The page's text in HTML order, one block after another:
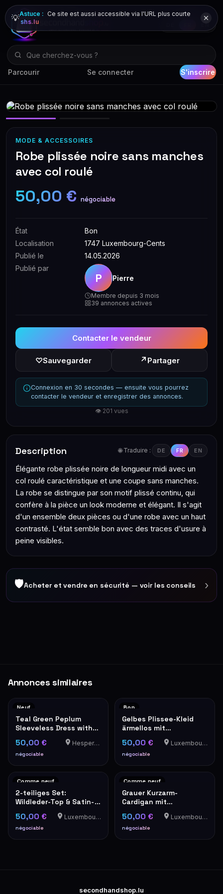
Parcourir Se connecter S'inscrire
💡Astuce : Ce site est aussi accessible via l'URL plus courte
shs.lu
MODE & ACCESSOIRES
Robe plissée noire sans manches
avec col roulé
50,00 € négociable
État
Bon
Localisation
1747 Luxembourg-Cents
Publié le
14.05.2026
Publié par
P Pierre
Membre depuis 3 mois
39 annonces actives
Contacter le vendeur
♡Sauvegarder ↗ Partager
Connexion en 30 secondes — ensuite vous pourrez
contacter le vendeur et enregistrer des annonces.
👁 201 vues
Description 🌐 Traduire : DE FR EN
Élégante robe plissée noire de longueur midi avec un
col roulé caractéristique et une coupe sans manches.
La robe se distingue par son motif plissé continu, qui
confère à la pièce un look moderne et élégant. Il s'agit
d'un ensemble deux pièces ou d'une robe avec un haut
contrasté. L'état semble bon avec des traces d'usure à
peine visibles.
🛡Acheter et vendre en sécurité — voir les conseils ›
Annonces similaires
Neuf
Teal Green Peplum
Sleeveless Dress with
50,00 €
négociable
Hesperange
Bon
Gelbes Plissee-Kleid
ärmellos mit
Stehkragen elegant
50,00 €
négociable
Luxembourg-Cents
Comme neuf
2-teiliges Set:
Wildleder-Top & Satin-
Trägerbluse in Camel
50,00 €
négociable
Luxembourg-Cents
Comme neuf
Grauer Kurzarm-
Cardigan mit
Perlenverzierung und
Tweed-Optik
50,00 €
négociable
Luxembourg-Cents
secondhandshop.lu